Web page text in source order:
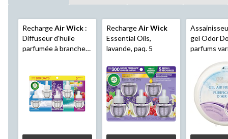
RechargeAir Wick :
Diffuseur d'huile
parfumée à brancher
RechargeAir Wick
Essential Oils,
lavande, paq. 5
gel Odor
parfums